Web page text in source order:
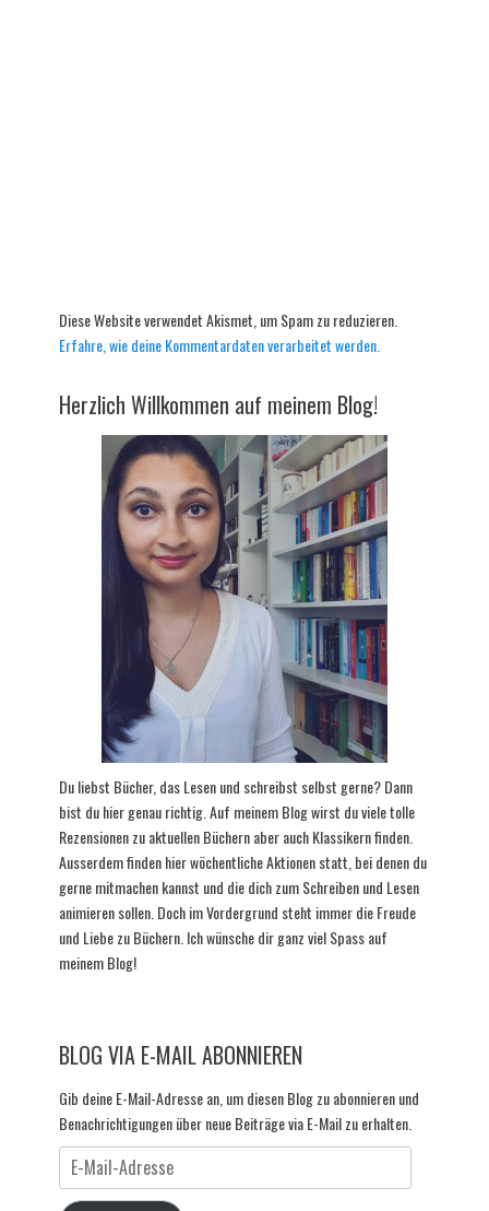
Diese Website verwendet Akismet, um Spam zu reduzieren.
Erfahre, wie deine Kommentardaten verarbeitet werden.
Herzlich Willkommen auf meinem Blog!
Du liebst Bücher, das Lesen und schreibst selbst gerne? Dann
bist du hier genau richtig. Auf meinem Blog wirst du viele tolle
Rezensionen zu aktuellen Büchern aber auch Klassikern finden.
Ausserdem finden hier wöchentliche Aktionen statt, bei denen du
gerne mitmachen kannst und die dich zum Schreiben und Lesen
animieren sollen. Doch im Vordergrund steht immer die Freude
und Liebe zu Büchern. Ich wünsche dir ganz viel Spass auf
meinem Blog!
BLOG VIA E-MAIL ABONNIEREN
Gib deine E-Mail-Adresse an, um diesen Blog zu abonnieren und
Benachrichtigungen über neue Beiträge via E-Mail zu erhalten.
Mail-